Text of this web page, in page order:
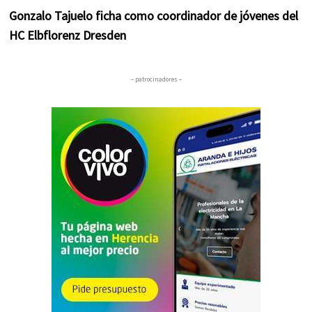
Gonzalo Tajuelo ficha como coordinador de jóvenes del
HC Elbflorenz Dresden
– patrocinadores –